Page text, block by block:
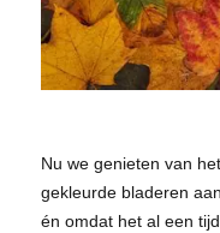
Nu we genieten van
gekleurde bladeren
én omdat het al een